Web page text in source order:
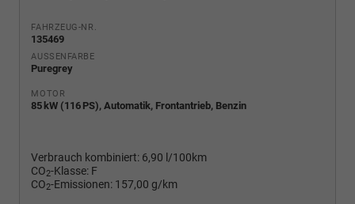
FAHRZEUG-NR.
135469
AUSSENFARBE
Puregrey
MOTOR
85 kW (116 PS), Automatik, Frontantrieb, Benzin
Verbrauch kombiniert: 6,90 l/100km
CO2-Klasse: F
CO2-Emissionen: 157,00 g/km